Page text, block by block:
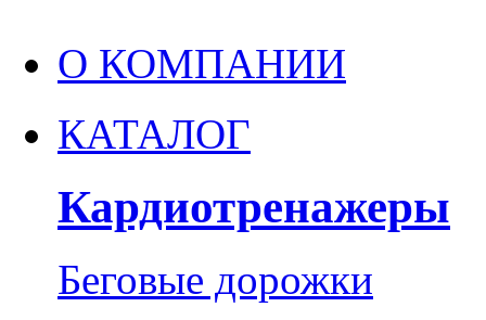
О КОМПАНИИ
КАТАЛОГ
Кардиотренажеры
Беговые дорожки